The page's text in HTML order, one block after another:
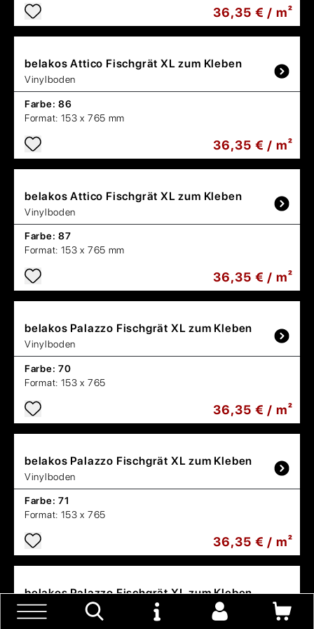
36,35 € / m²
belakosAttico Fischgrät XL zum Kleben
Vinylboden
Farbe: 86
Format: 153 x 765 mm
36,35 € / m²
belakosAttico Fischgrät XL zum Kleben
Vinylboden
Farbe: 87
Format: 153 x 765 mm
36,35 € / m²
belakos Palazzo Fischgrät XL zum Kleben
Vinylboden
Farbe: 70
Format: 153 x 765
36,35 € / m²
belakos Palazzo Fischgrät XL zum Kleben
Vinylboden
Farbe: 71
Format: 153 x 765
36,35 € / m²
belakosPalazzo Fischgrät XL zum Kleben
Vinylboden